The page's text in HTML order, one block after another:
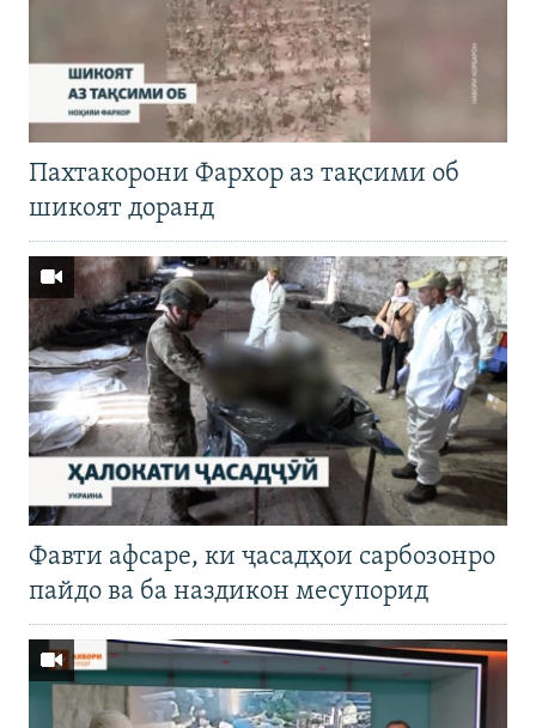
Пахтакорони Фархор аз тақсими об
шикоят доранд
Фавти афсаре, ки ҷасадҳои сарбозонро
пайдо ва ба наздикон месупорид